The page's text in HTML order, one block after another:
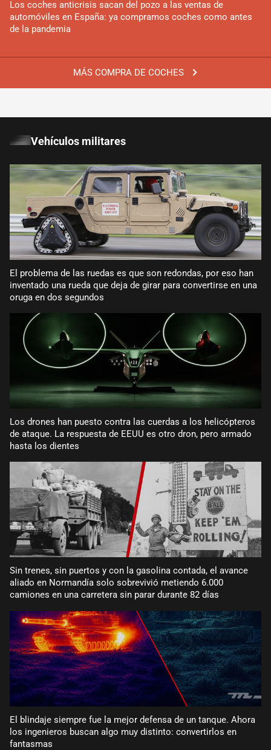
MÁS COMPRA DE COCHES
Los coches anticrisis sacan del pozo a las ventas de
automóviles en España: ya compramos coches como antes
de la pandemia
Vehículos militares
El problema de las ruedas es que son redondas, por eso han
inventado una rueda que deja de girar para convertirse en una
oruga en dos segundos
Los drones han puesto contra las cuerdas a los helicópteros
de ataque. La respuesta de EEUU es otro dron, pero armado
hasta los dientes
Sin trenes, sin puertos y con la gasolina contada, el avance
aliado en Normandía solo sobrevivió metiendo 6.000
camiones en una carretera sin parar durante 82 días
El blindaje siempre fue la mejor defensa de un tanque. Ahora
los ingenieros buscan algo muy distinto: convertirlos en
fantasmas